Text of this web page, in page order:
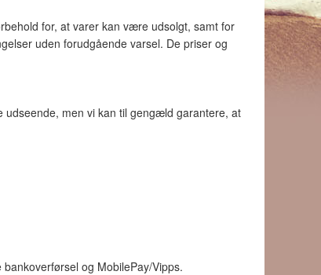
for, at varer kan være udsolgt, samt for
uden forudgående varsel. De priser og
udseende, men vi kan til gengæld garantere, at
og MobilePay/Vipps.